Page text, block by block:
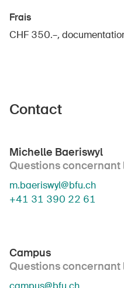
Frais
CHF 350.–,
Contact
Michelle Baeriswyl
Questions concernant
m.baeriswyl@bfu.ch
+41 31 390 22 61
Campus
Questions